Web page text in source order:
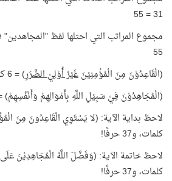
31 = 55
55
(الْقَاعِدُوْنَ مِنَ الْمُؤْمِنِيْنَغَيْرُ أُوْلِيْ الضَّرَرِ) = 6 كلمات!
(الْمُجَاهِدُوْنَ فِيْ سَبِيْلِ اللَّهِ بِأَمْوَالِهِمْ وَأَنْفُسِهِمْ) = 6
لاحظ بداية الآية: (لا يَسْتَوِي الْقَاعِدُونَ مِنَ
كلمات، و37 حرفًا!
كلمات، و37 حرفًا!